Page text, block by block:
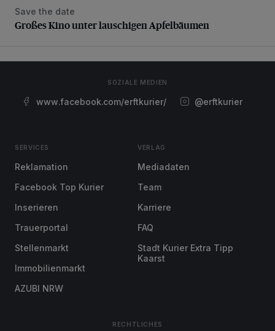
Großes Kino unter lauschigen Apfelbäumen
Save the date
Großes Kino unter lauschigen Apfelbäumen
SOZIALE MEDIEN
www.facebook.com/erftkurier/ @erftkurier
SERVICES
Reklamation
Facebook Top Kurier
Inserieren
Trauerportal
Stellenmarkt
Immobilienmarkt
AZUBI NRW
VERLAG
Mediadaten
Team
Karriere
FAQ
Stadt Kurier Extra Tipp
Kaarst
RECHTLICHES